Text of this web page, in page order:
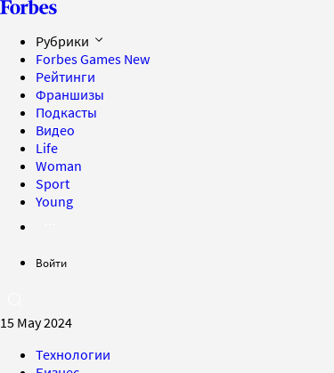
Рубрики
Forbes Games New
Рейтинги
Франшизы
Подкасты
Видео
Life
Woman
Sport
Young
Войти
15 May 2024
Технологии